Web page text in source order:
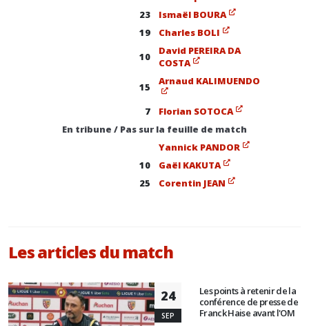
23
Ismaël BOURA
19
Charles BOLI
10
David PEREIRA DA
COSTA
15
Arnaud KALIMUENDO
7
Florian SOTOCA
En tribune / Pas sur la feuille de match
Yannick PANDOR
10
Gaël KAKUTA
25
Corentin JEAN
Les articles du match
24
SEP
Les points à retenir de la
conférence de presse de
Franck Haise avant l'OM